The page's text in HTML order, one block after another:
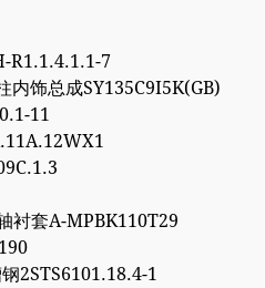
R1.1.4.1.1-7
内饰总成SY135C9I5K(GB)
11
衬套A-MPBK110T29
2STS6101.18.4-1